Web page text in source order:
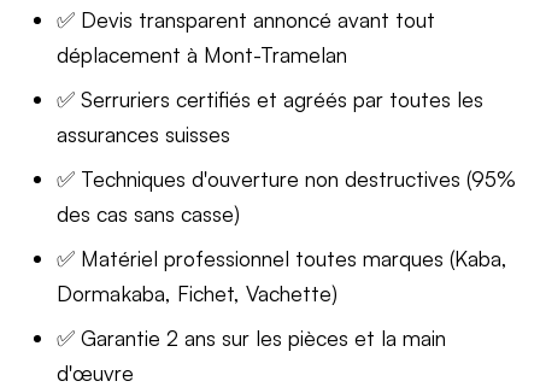
✅ Devis transparent annoncé avant tout
déplacement à Mont-Tramelan
✅ Serruriers certifiés et agréés par toutes les
assurances suisses
✅ Techniques d'ouverture non destructives (95%
des cas sans casse)
✅ Matériel professionnel toutes marques (Kaba,
Dormakaba, Fichet, Vachette)
✅ Garantie 2 ans sur les pièces et la main
d'œuvre